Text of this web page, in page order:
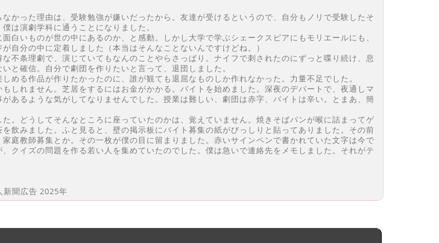
かった理由は、受験勉強が嫌いだったから。友達が受けるというので、自分もノリで受験したそ
は演劇学科に通うことになりました。
いものが世の中にあるのか、と感動。しかし大学で学ぶシェークスピアにもモリエールにも、
自分の中に定着しました（本当はそんなことないんですけどね。）
不条理劇で、演じていてもなんのことやらさっぱり。ナイフで刺されたのにずっと喋り続け、息
と確信。自分で劇団を作りたいと言って、退団しました。
る作品が作りたかったのに、誰が観ても退屈なものしか作れなかった。力量不足でした。
しれません。芝居をするにはお金がかかる。バイトを始めました。深夜のデパートで、夜通しマ
あるような気がしてなりませんでした。授業は難しい、劇団は赤字、バイトは辛い。とまあ、簡
。どうしてそんなところに座っていたのかは、覚えていません。焼きそばパンが喉に詰まってゲ
飲みました。ふと見ると、壁の掲示板にバイト募集の紙がびっしりと貼ってありました。その前
庭教師募集とか。その一枚が僕の目に留まりました。赤いサインペンで書かれていた文字は今で
クイズの問題を作る若い人を集めていたのでした。僕は急いで連絡先をメモしました。それがテ
新聞広告 2025年